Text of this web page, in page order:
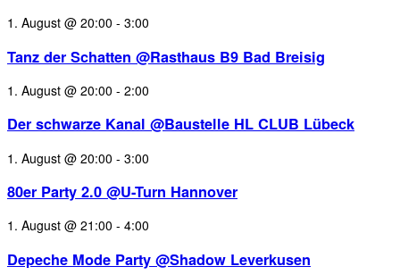
1. August @ 20:00 - 3:00
Tanz der Schatten @Rasthaus B9 Bad Breisig
1. August @ 20:00 - 2:00
Der schwarze Kanal @Baustelle HL CLUB Lübeck
1. August @ 20:00 - 3:00
80er Party 2.0 @U-Turn Hannover
1. August @ 21:00 - 4:00
Depeche Mode Party @Shadow Leverkusen